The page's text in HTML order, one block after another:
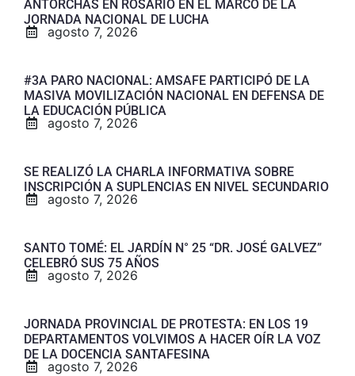
ANTORCHAS EN ROSARIO EN EL MARCO DE LA
JORNADA NACIONAL DE LUCHA
agosto 7, 2026
#3A PARO NACIONAL: AMSAFE PARTICIPÓ DE LA
MASIVA MOVILIZACIÓN NACIONAL EN DEFENSA DE
LA EDUCACIÓN PÚBLICA
agosto 7, 2026
SE REALIZÓ LA CHARLA INFORMATIVA SOBRE
INSCRIPCIÓN A SUPLENCIAS EN NIVEL SECUNDARIO
agosto 7, 2026
SANTO TOMÉ: EL JARDÍN N° 25 “DR. JOSÉ GALVEZ”
CELEBRÓ SUS 75 AÑOS
agosto 7, 2026
JORNADA PROVINCIAL DE PROTESTA: EN LOS 19
DEPARTAMENTOS VOLVIMOS A HACER OÍR LA VOZ
DE LA DOCENCIA SANTAFESINA
agosto 7, 2026